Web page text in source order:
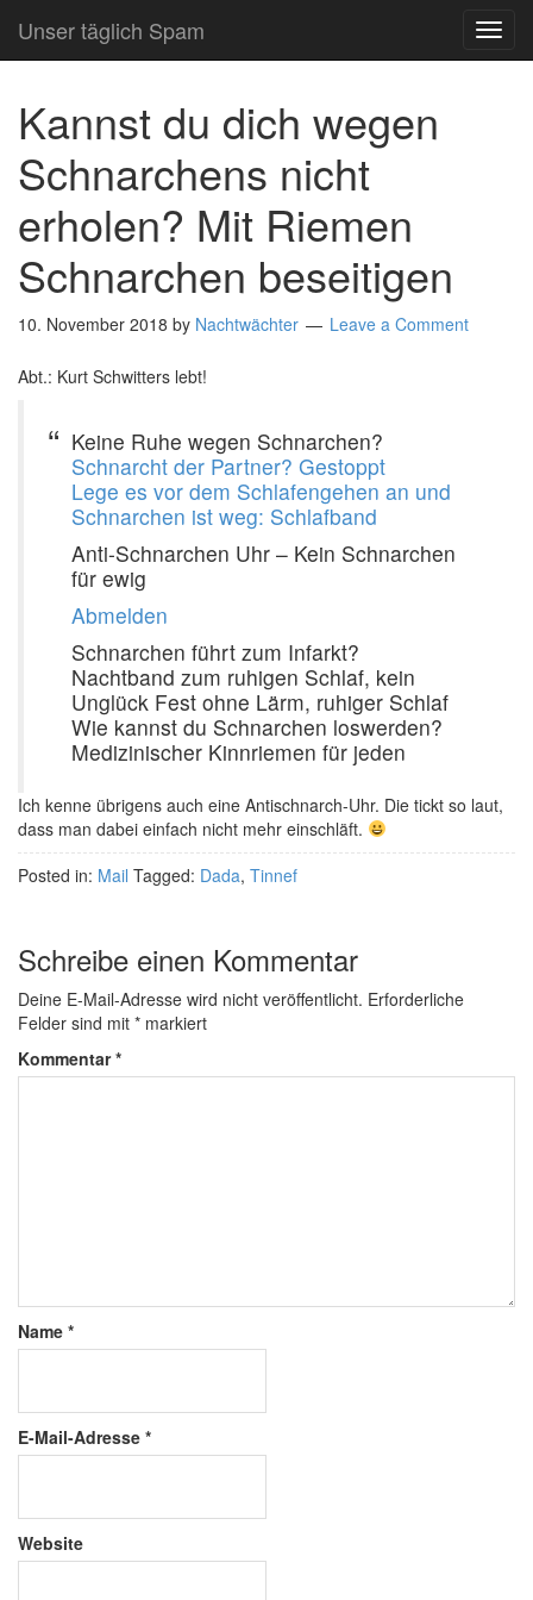
Unser täglich Spam
Kannst du dich wegen
Schnarchens nicht
erholen? Mit Riemen
Schnarchen beseitigen
10. November 2018 by Nachtwächter Leave a Comment
Abt.: Kurt Schwitters lebt!
Keine Ruhe wegen Schnarchen?
Schnarcht der Partner? Gestoppt
Lege es vor dem Schlafengehen an und
Schnarchen ist weg: Schlafband
Anti-Schnarchen Uhr – Kein Schnarchen
für ewig
Abmelden
Schnarchen führt zum Infarkt?
Nachtband zum ruhigen Schlaf, kein
Unglück Fest ohne Lärm, ruhiger Schlaf
Wie kannst du Schnarchen loswerden?
Medizinischer Kinnriemen für jeden
Ich kenne übrigens auch eine Antischnarch-Uhr. Die tickt so laut,
dass man dabei einfach nicht mehr einschläft.
Posted in: Mail Tagged: Dada, Tinnef
Schreibe einen Kommentar
Deine E-Mail-Adresse wird nicht veröffentlicht. Erforderliche
Felder sind mit * markiert
Kommentar*
Name *
E-Mail-Adresse *
Website